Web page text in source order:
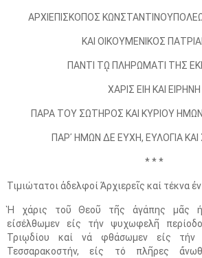
ΑΡΧΙΕΠΙΣΚΟΠΟΣ
ΚΑΙ ΟΙΚΟΥΜΕΝΙΚΟΣ
ΠΑΝΤΙ Τῼ ΠΛΗΡΩΜΑΤΙ ΤΗΣ
ΧΑΡΙΣ ΕΙΗ ΚΑΙ ΕΙΡΗΝΗ
ΠΑΡΑ ΤΟΥ ΣΩΤΗΡΟΣ ΚΑΙ ΚΥΡΙΟΥ
ΠΑΡ᾿ HΜΩΝ ΔΕ ΕΥΧΗ, ΕΥΛΟΓΙΑ
* * *
Τιμιώτατοι ἀδελφοί Ἀρχιερεῖς καί τέκνα
Ἡ χάρις τοῦ Θεοῦ τῆς ἀγάπης μᾶς
εἰσέλθωμεν εἰς τήν ψυχωφελῆ
Τριῳδίου καί νά φθάσωμεν εἰς τήν
Τεσσαρακοστήν, εἰς τό πλῆρες